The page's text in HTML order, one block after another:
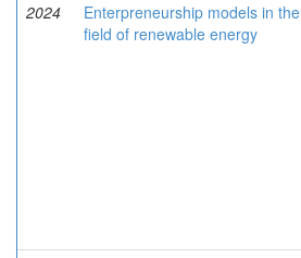
2024
Enterpreneurship models in the
field of renewable energy